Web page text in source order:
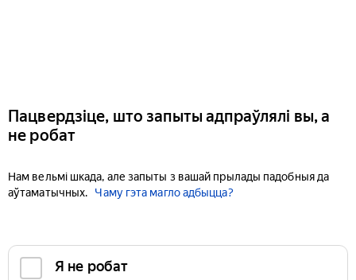
Пацвердзіце, што запыты адпраўлялі вы, а
не робат
Нам вельмі шкада, але запыты з вашай прылады падобныя да
аўтаматычных.
Чаму гэта магло адбыцца?
Я не робат